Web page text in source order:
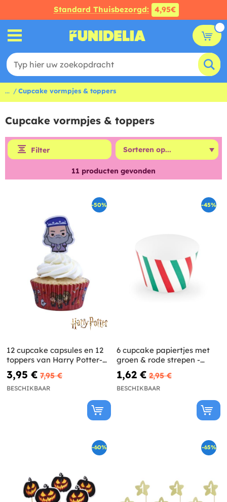
Standard Thuisbezorgd: 4,95€
... Cupcake vormpjes & toppers
Cupcake vormpjes & toppers
Filter
11 producten gevonden
-50%
12 cupcake capsules en 12
toppers van Harry Potter-
personages
3,95 € 7,95 €
BESCHIKBAAR
-45%
6 cupcake papiertjes met
groen & rode strepen -
Merry Xmas Collectie
1,62 € 2,95 €
BESCHIKBAAR
-60% -65%